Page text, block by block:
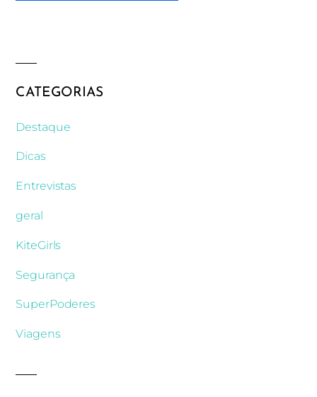
CATEGORIAS
Destaque
Dicas
Entrevistas
geral
KiteGirls
Segurança
SuperPoderes
Viagens